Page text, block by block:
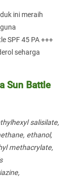
ini meraih
SPF 45 PA +++
seharga
Sun Battle
salisilate,
ethanol,
methacrylate,